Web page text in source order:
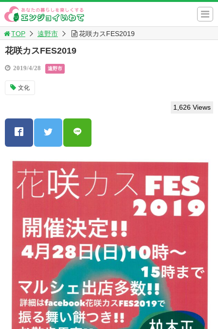
TOP 遠野市 花咲カスFES2019
花咲カスFES2019
2019/4/28 遠野市
文化
1,626 Views